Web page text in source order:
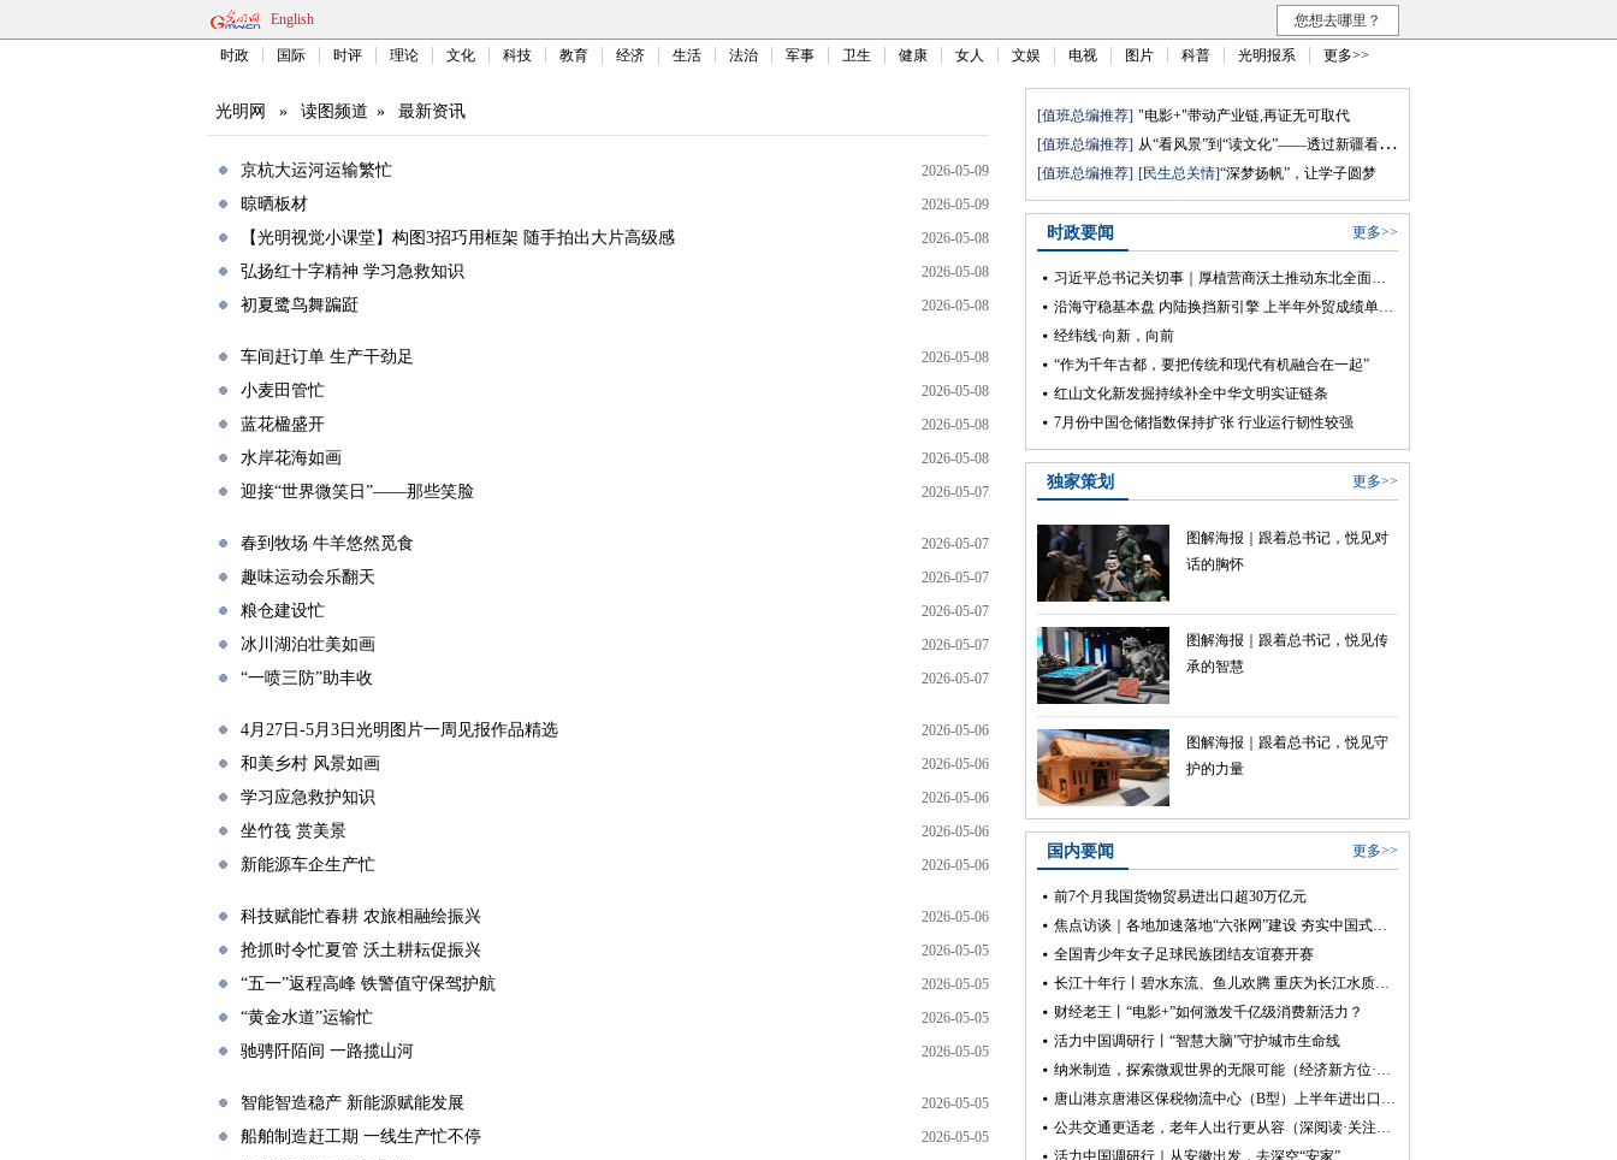
English 您想去哪里？
时政 国际 时评 理论 文化 科技 教育 经济 生活 法治 军事 卫生 健康 女人 文娱 电视 图片 科普 光明报系 更多>>
光明网 » 读图频道 » 最新资讯
京杭大运河运输繁忙 2026-05-09
晾晒板材 2026-05-09
【光明视觉小课堂】构图3招巧用框架 随手拍出大片高级感 2026-05-08
弘扬红十字精神 学习急救知识 2026-05-08
初夏鹭鸟舞蹁跹 2026-05-08
车间赶订单 生产干劲足 2026-05-08
小麦田管忙 2026-05-08
蓝花楹盛开 2026-05-08
水岸花海如画 2026-05-08
迎接“世界微笑日”——那些笑脸 2026-05-07
春到牧场 牛羊悠然觅食 2026-05-07
趣味运动会乐翻天 2026-05-07
粮仓建设忙 2026-05-07
冰川湖泊壮美如画 2026-05-07
“一喷三防”助丰收 2026-05-07
4月27日-5月3日光明图片一周见报作品精选 2026-05-06
和美乡村 风景如画 2026-05-06
学习应急救护知识 2026-05-06
坐竹筏 赏美景 2026-05-06
新能源车企生产忙 2026-05-06
科技赋能忙春耕 农旅相融绘振兴 2026-05-06
抢抓时令忙夏管 沃土耕耘促振兴 2026-05-05
“五一”返程高峰 铁警值守保驾护航 2026-05-05
“黄金水道”运输忙 2026-05-05
驰骋阡陌间 一路揽山河 2026-05-05
智能智造稳产 新能源赋能发展 2026-05-05
船舶制造赶工期 一线生产忙不停 2026-05-05